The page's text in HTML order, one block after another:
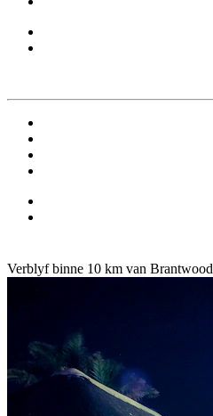
Verblyf binne 10 km van Brantwood